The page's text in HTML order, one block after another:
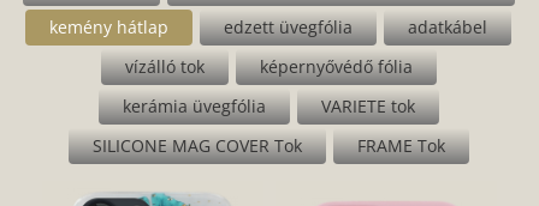
kemény hátlap
edzett üvegfólia
adatkábel
vízálló tok
képernyővédő fólia
kerámia üvegfólia
VARIETE tok
SILICONE MAG COVER Tok
FRAME Tok